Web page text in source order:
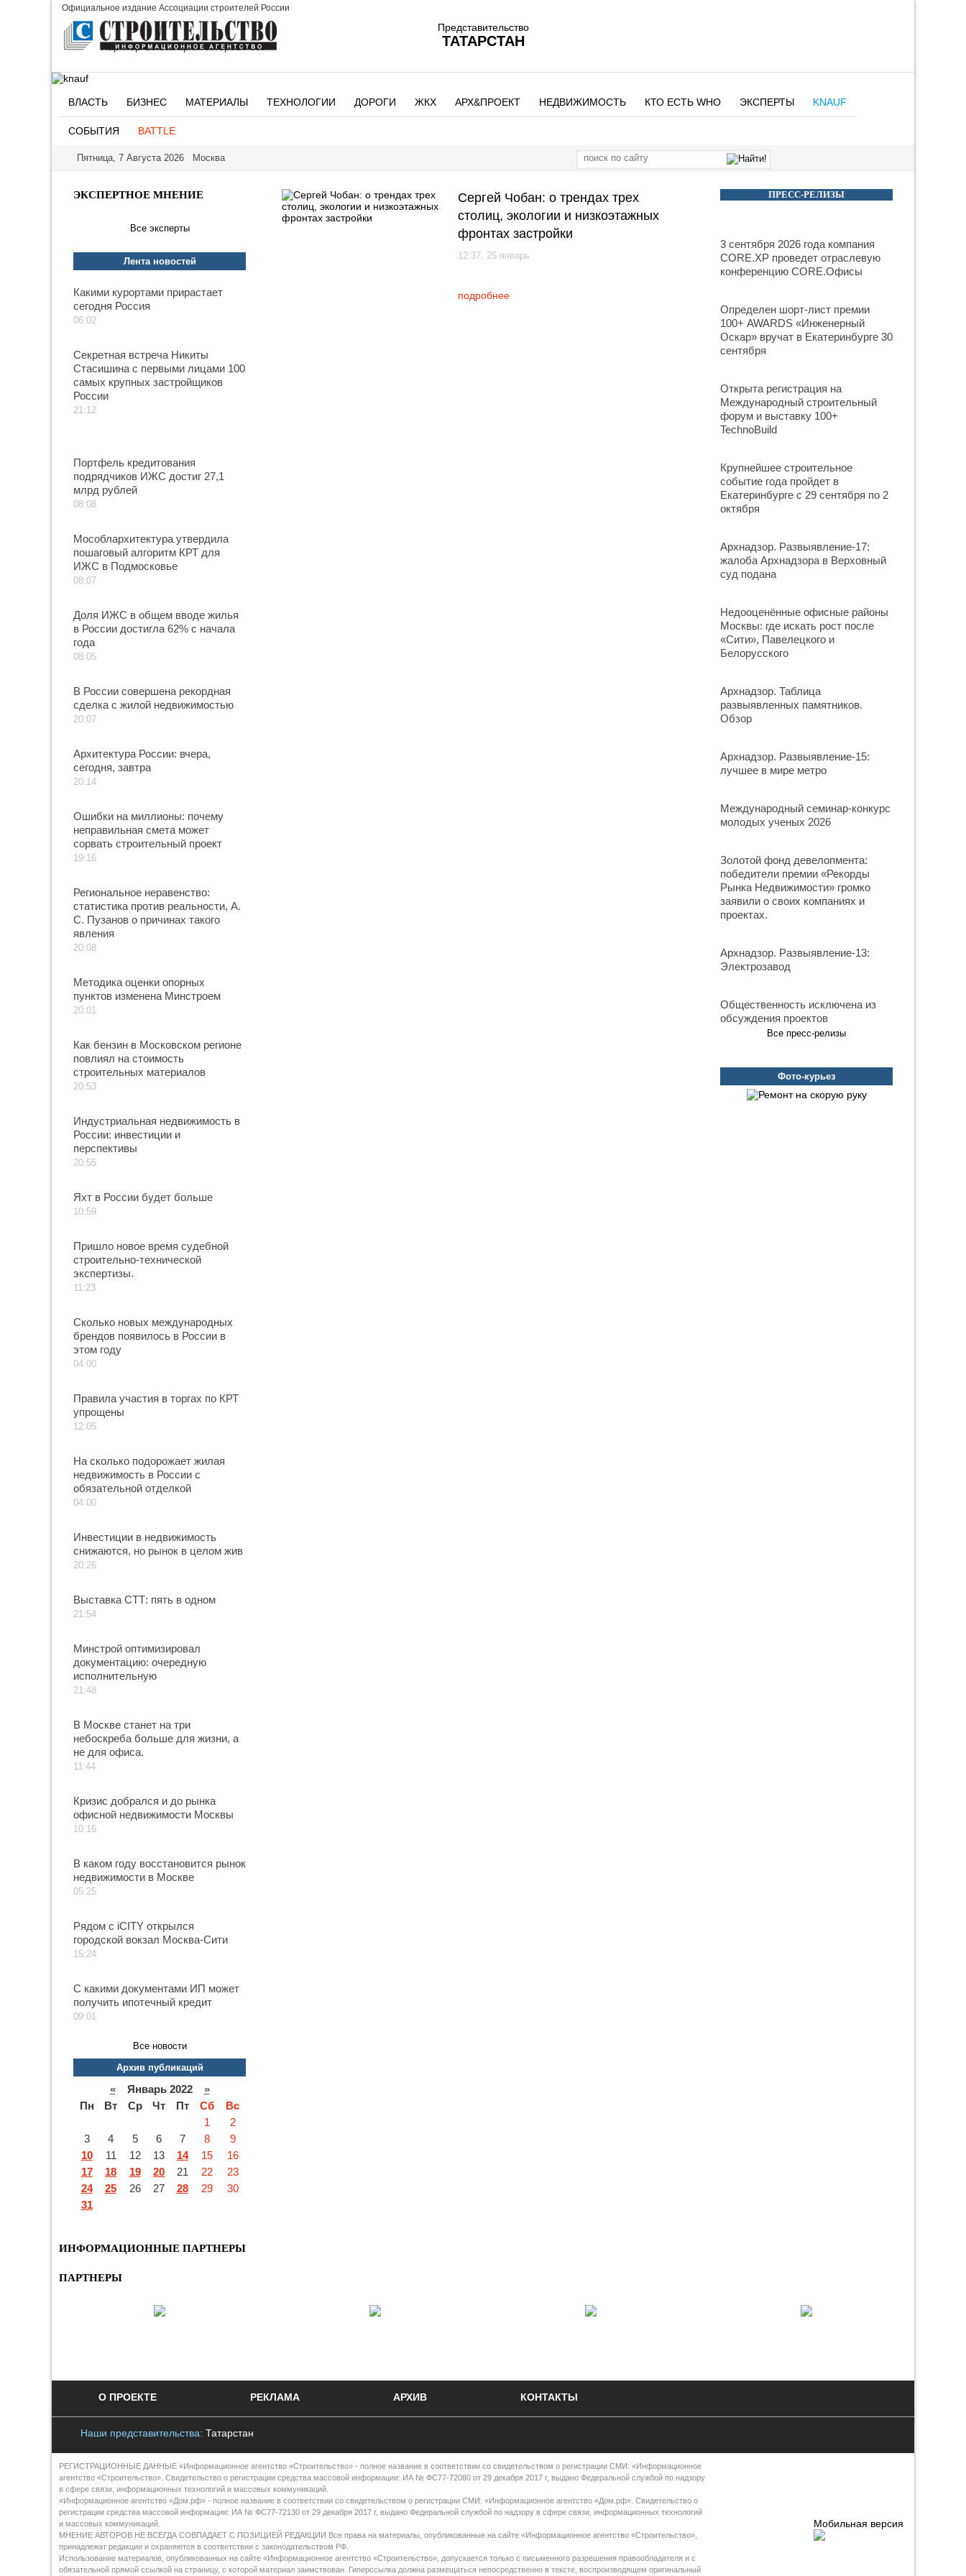
Официальное издание Ассоциации строителей России
Партнер Союза архитекторов России
Представительство
ТАТАРСТАН
ВЛАСТЬ БИЗНЕС МАТЕРИАЛЫ ТЕХНОЛОГИИ ДОРОГИ ЖКХ АРХ&ПРОЕКТ НЕДВИЖИМОСТЬ КТО ЕСТЬ WHO ЭКСПЕРТЫ KNAUF
СОБЫТИЯ BATTLE
Пятница, 7 Августа 2026 Москва
ЭКСПЕРТНОЕ МНЕНИЕ
Все эксперты
Лента новостей
Какими курортами прирастает
сегодня Россия
06:02
Секретная встреча Никиты
Стасишина с первыми лицами 100
самых крупных застройщиков
России
21:12
Портфель кредитования
подрядчиков ИЖС достиг 27,1
млрд рублей
08:08
Мособлархитектура утвердила
пошаговый алгоритм КРТ для
ИЖС в Подмосковье
08:07
Доля ИЖС в общем вводе жилья
в России достигла 62% с начала
года
08:05
В России совершена рекордная
сделка с жилой недвижимостью
20:07
Архитектура России: вчера,
сегодня, завтра
20:14
Ошибки на миллионы: почему
неправильная смета может
сорвать строительный проект
19:16
Региональное неравенство:
статистика против реальности, А.
С. Пузанов о причинах такого
явления
20:08
Методика оценки опорных
пунктов изменена Минстроем
20:01
Как бензин в Московском регионе
повлиял на стоимость
строительных материалов
20:53
Индустриальная недвижимость в
России: инвестиции и
перспективы
20:55
Яхт в России будет больше
10:59
Пришло новое время судебной
строительно-технической
экспертизы.
11:23
Сколько новых международных
брендов появилось в России в
этом году
04:00
Правила участия в торгах по КРТ
упрощены
12:05
На сколько подорожает жилая
недвижимость в России с
обязательной отделкой
04:00
Инвестиции в недвижимость
снижаются, но рынок в целом жив
20:26
Выставка СТТ: пять в одном
21:54
Минстрой оптимизировал
документацию: очередную
исполнительную
21:48
В Москве станет на три
небоскреба больше для жизни, а
не для офиса.
11:44
Кризис добрался и до рынка
офисной недвижимости Москвы
10:16
В каком году восстановится рынок
недвижимости в Москве
05:25
Рядом с iCITY открылся
городской вокзал Москва-Сити
15:24
С какими документами ИП может
получить ипотечный кредит
09:01
Все новости
Архив публикаций
«Январь 2022 »
Пн
Вт Ср Чт Пт Сб
Вс
1
2
3
4 5 6 7 8
9
10
11 12 13 14 15
16
17
18 19 20 21 22
23
24
25 26 27 28 29
30
31
Сергей Чобан: о трендах трех
столиц, экологии и низкоэтажных
фронтах застройки
12:37, 25 январь
подробнее
ПРЕСС-РЕЛИЗЫ
3 сентября 2026 года компания
CORE.XP проведет отраслевую
конференцию CORE.Офисы
Определен шорт-лист премии
100+ AWARDS «Инженерный
Оскар» вручат в Екатеринбурге 30
сентября
Открыта регистрация на
Международный строительный
форум и выставку 100+
TechnoBuild
Крупнейшее строительное
событие года пройдет в
Екатеринбурге с 29 сентября по 2
октября
Архнадзор. Развыявление-17:
жалоба Архнадзора в Верховный
суд подана
Недооценённые офисные районы
Москвы: где искать рост после
«Сити», Павелецкого и
Белорусского
Архнадзор. Таблица
развыявленных памятников.
Обзор
Архнадзор. Развыявление-15:
лучшее в мире метро
Международный семинар-конкурс
молодых ученых 2026
Золотой фонд девелопмента:
победители премии «Рекорды
Рынка Недвижимости» громко
заявили о своих компаниях и
проектах.
Архнадзор. Развыявление-13:
Электрозавод
Общественность исключена из
обсуждения проектов
Все пресс-релизы
Фото-курьез
ИНФОРМАЦИОННЫЕ ПАРТНЕРЫ
ПАРТНЕРЫ
О ПРОЕКТЕ РЕКЛАМА АРХИВ КОНТАКТЫ
Наши представительства: Татарстан
Мобильная версия
РЕГИСТРАЦИОННЫЕ ДАННЫЕ «Информационное агентство «Строительство» - полное название в соответствии со свидетельством о регистрации СМИ: «Информационное
агентство «Строительство». Свидетельство о регистрации средства массовой информации: ИА № ФС77-72080 от 29 декабря 2017 г, выдано Федеральной службой по надзору
в сфере связи, информационных технологий и массовых коммуникаций.
«Информационное агентство «Дом.рф» - полное название в соответствии со свидетельством о регистрации СМИ: «Информационное агентство «Дом.рф». Свидетельство о
регистрации средства массовой информации: ИА № ФС77-72130 от 29 декабря 2017 г, выдано Федеральной службой по надзору в сфере связи, информационных технологий
и массовых коммуникаций.
МНЕНИЕ АВТОРОВ НЕ ВСЕГДА СОВПАДАЕТ С ПОЗИЦИЕЙ РЕДАКЦИИ Все права на материалы, опубликованные на сайте «Информационное агентство «Строительство»,
принадлежат редакции и охраняются в соответствии с законодательством РФ.
Использование материалов, опубликованных на сайте «Информационное агентство «Строительство», допускается только с письменного разрешения правообладателя и с
обязательной прямой ссылкой на страницу, с которой материал заимствован. Гиперссылка должна размещаться непосредственно в тексте, воспроизводящем оригинальный